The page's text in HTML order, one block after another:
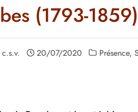
(1793-
20/07/2020 Présence,